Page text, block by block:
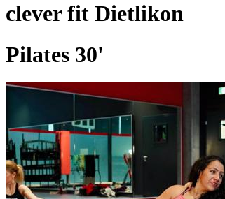
clever fit Dietlikon
Pilates 30'